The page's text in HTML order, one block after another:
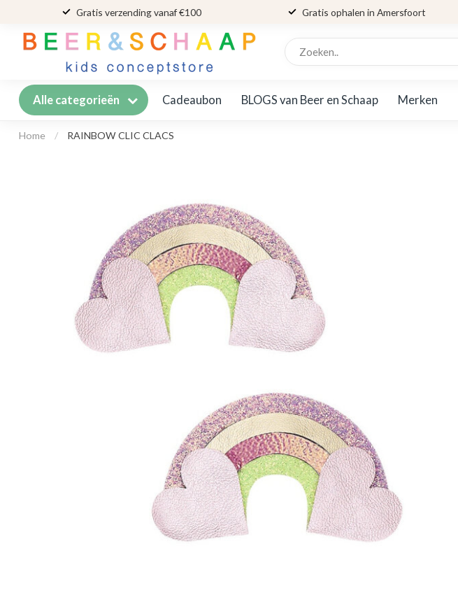
Gratis verzending vanaf €100 Gratis ophalen in Amersfoort
Alle categorieën Cadeaubon BLOGS van Beer en Schaap Merken
Home / RAINBOW CLIC CLACS